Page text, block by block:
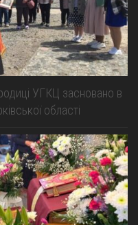
УГКЦ засновано в
області